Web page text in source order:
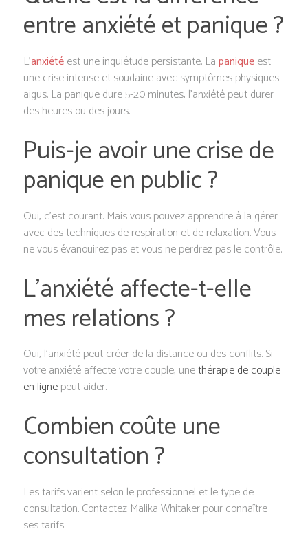
entre anxiété et panique ?
L’anxiétéest une inquiétude persistante. Lapaniqueest
une crise intense et soudaine avec symptômes physiques
aigus. La panique dure 5-20 minutes, l’anxiété peut durer
des heures ou des jours.
Puis-je avoir une crise de
panique en public ?
Oui, c’est courant. Mais vous pouvez apprendre à la gérer
avec des techniques de respiration et de relaxation. Vous
ne vous évanouirez pas et vous ne perdrez pas le contrôle.
L’anxiété affecte-t-elle
mes relations ?
Oui, l’anxiété peut créer de la distance ou des conflits. Si
votre anxiété affecte votre couple, unethérapie de couple
en lignepeut aider.
Combien coûte une
consultation ?
Les tarifs varient selon le professionnel et le type de
consultation. Contactez Malika Whitaker pour connaître
ses tarifs.